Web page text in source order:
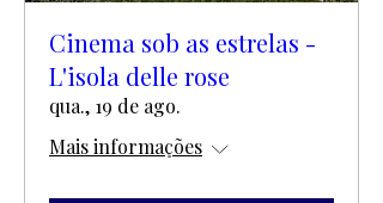
Cinema sob as estrelas -
L'isola delle rose
qua., 19 de ago.
Mais informações